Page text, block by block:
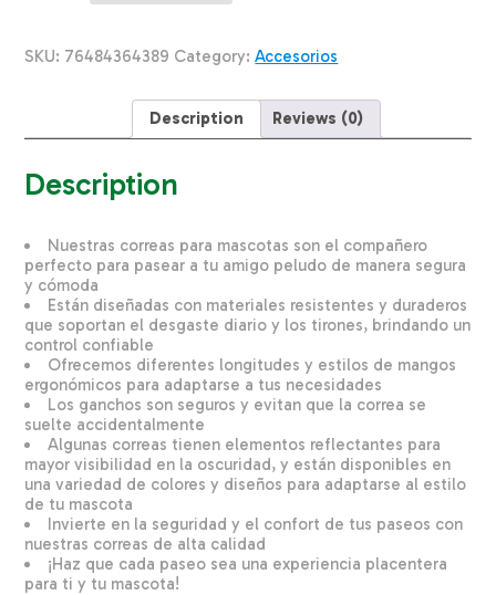
Tijera
quantity
SKU: 76484364389 Category:Accesorios
Description Reviews (0)
Description
Nuestras correas para mascotas son el compañero
perfecto para pasear a tu amigo peludo de manera segura
y cómoda
Están diseñadas con materiales resistentes y duraderos
que soportan el desgaste diario y los tirones, brindando un
control confiable
Ofrecemos diferentes longitudes y estilos de mangos
ergonómicos para adaptarse a tus necesidades
Los ganchos son seguros y evitan que la correa se
suelte accidentalmente
Algunas correas tienen elementos reflectantes para
mayor visibilidad en la oscuridad, y están disponibles en
una variedad de colores y diseños para adaptarse al estilo
de tu mascota
Invierte en la seguridad y el confort de tus paseos con
nuestras correas de alta calidad
¡Haz que cada paseo sea una experiencia placentera
para ti y tu mascota!